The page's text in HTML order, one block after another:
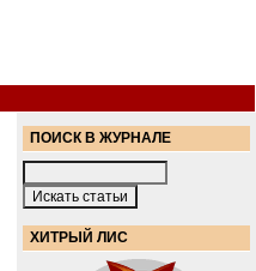
ПОИСК В ЖУРНАЛЕ
ХИТРЫЙ ЛИС